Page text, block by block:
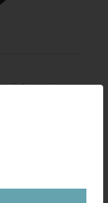
erörtern wir
ist eine
Hierbei könnten